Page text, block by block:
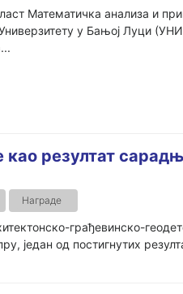
Математичка анализа и
у Бањој Луци
резултат
Награде
грађевинско-
један од постигнутих